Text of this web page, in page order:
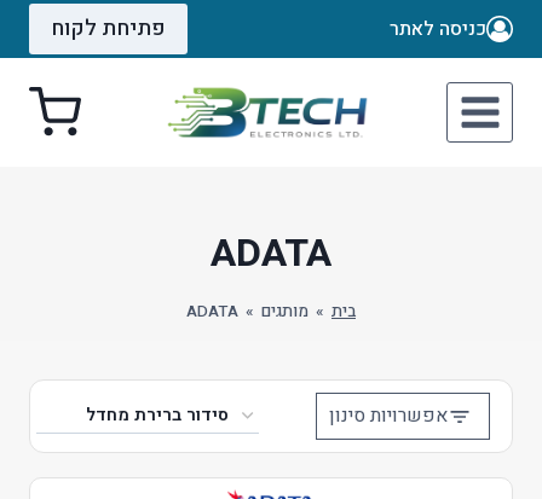
Skip
כניסה לאתר פתיחת לקוח
ADATA
בית » מותגים »
ADATA
אפשרויות סינון